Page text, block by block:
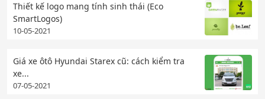
Thiết kế logo mang tính sinh thái (Eco
SmartLogos)
10-05-2021
Giá xe ôtô Hyundai Starex cũ: cách kiểm tra
xe...
07-05-2021